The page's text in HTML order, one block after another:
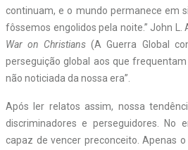
continuam, e o mundo permanece em
fôssemos engolidos pela noite.” John L.
War on Christians (A Guerra Global
perseguição global aos que
não noticiada da nossa era”.
Após ler relatos assim, nossa
discriminadores e perseguidores. No
capaz de vencer preconceito. Apenas